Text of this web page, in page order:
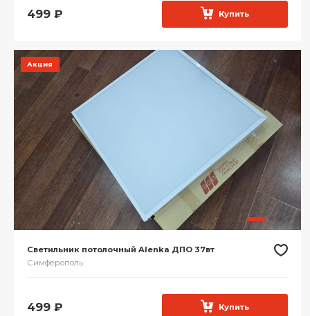
499 ₽ Купить
Акция
Светильник потолочный Alenka ДПО 37вт
Симферополь
499 ₽ Купить